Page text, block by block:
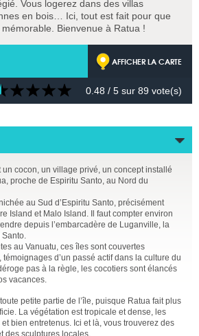
Vous logerez dans des villas
en bois… Ici, tout est fait pour que
Bienvenue à Ratua !
AFFICHER LA CARTE
0.48 / 5 sur 89 vote(s)
un cocon, un village privé, un concept installé
proche de Espiritu Santo, au Nord du
au Sud d’Espiritu Santo, précisément
Island et Malo Island. Il faut compter environ
depuis l’embarcadère de Luganville, la
Santo.
au Vanuatu, ces îles sont couvertes
témoignages d’un passé actif dans la culture du
pas à la règle, les cocotiers sont élancés
vacances.
toute petite partie de l’île, puisque Ratua fait plus
La végétation est tropicale et dense, les
bien entretenus. Ici et là, vous trouverez des
des sculptures locales.